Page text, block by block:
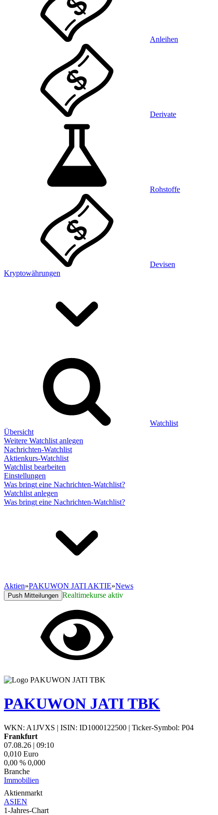
Anleihen
Derivate
Rohstoffe
Devisen
Kryptowährungen
Watchlist
Übersicht
Weitere Watchlist anlegen
Nachrichten-Watchlist
Aktienkurs-Watchlist
Watchlist bearbeiten
Einstellungen
Was bringt eine Nachrichten-Watchlist?
Watchlist anlegen
Was bringt eine Nachrichten-Watchlist?
Aktien»PAKUWON JATI AKTIE»News
Push Mitteilungen Realtimekurse aktiv
PAKUWON JATI TBK
WKN: A1JVXS | ISIN: ID1000122500 | Ticker-Symbol: P04
Frankfurt
07.08.26 | 09:10
0,010 Euro
0,00 % 0,000
Branche
Immobilien
Aktienmarkt
ASIEN
1-Jahres-Chart